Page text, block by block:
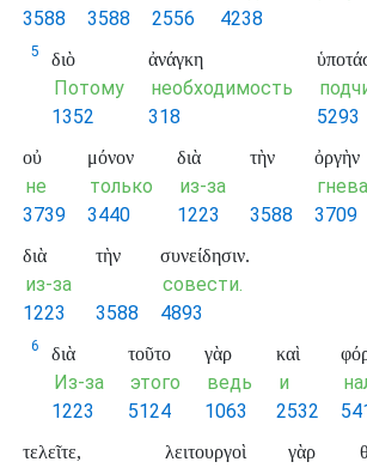
3588 3588
2556
4238
5 διὸ
Потому
1352
ἀνάγκη
необходимость
318
5293
οὐ
не
3739
μόνον
только
3440
διὰ
из-за
1223
τὴν
3588
ὀργὴν
гнева
3709
διὰ
из-за
1223
τὴν
3588
συνείδησιν.
совести.
4893
6 διὰ
Из-за
1223
τοῦτο
этого
5124
γὰρ
ведь
1063
καὶ
и
2532
τελεῖτε, λειτουργοὶ γὰρ